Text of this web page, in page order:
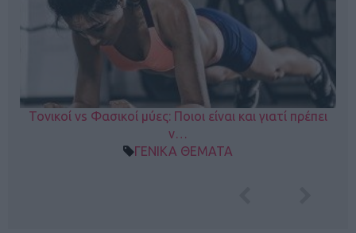
Τονικοί vs Φασικοί μύες: Ποιοι είναι και γιατί πρέπει
ν…
ΓΕΝΙΚΑ ΘΕΜΑΤΑ